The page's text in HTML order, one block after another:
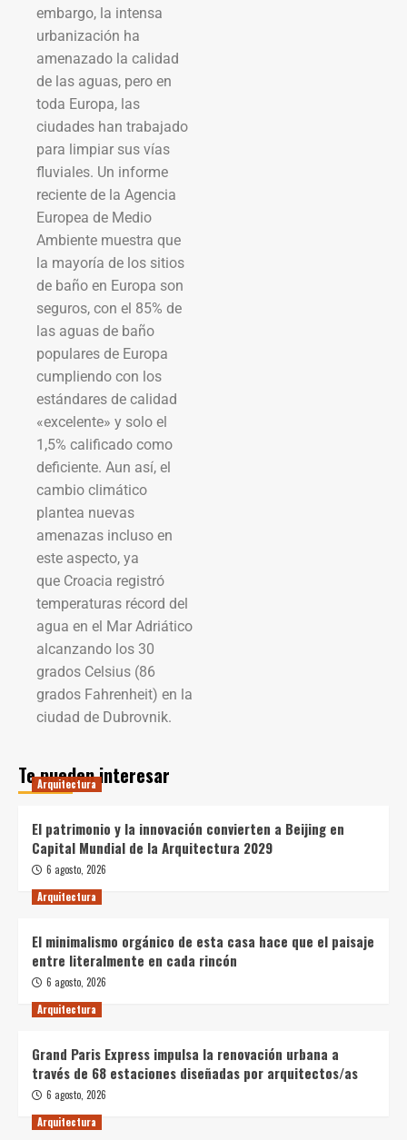
embargo, la intensa
urbanización ha
amenazado la calidad
de las aguas, pero en
toda Europa, las
ciudades han trabajado
para limpiar sus vías
fluviales. Un informe
reciente de la Agencia
Europea de Medio
Ambiente muestra que
la mayoría de los sitios
de baño en Europa son
seguros, con el 85% de
las aguas de baño
populares de Europa
cumpliendo con los
estándares de calidad
«excelente» y solo el
1,5% calificado como
deficiente. Aun así, el
cambio climático
plantea nuevas
amenazas incluso en
este aspecto, ya
que Croacia registró
temperaturas récord del
agua en el Mar Adriático
alcanzando los 30
grados Celsius (86
grados Fahrenheit) en la
ciudad de Dubrovnik.
Te pueden interesar
Arquitectura
El patrimonio y la innovación convierten a Beijing en
Capital Mundial de la Arquitectura 2029
6 agosto, 2026
Arquitectura
El minimalismo orgánico de esta casa hace que el paisaje
entre literalmente en cada rincón
6 agosto, 2026
Arquitectura
Grand Paris Express impulsa la renovación urbana a
través de 68 estaciones diseñadas por arquitectos/as
6 agosto, 2026
Arquitectura